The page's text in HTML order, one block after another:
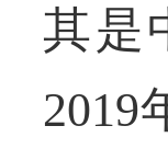
其是
2019